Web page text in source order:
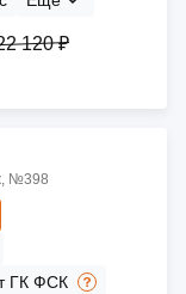
120 ₽
№398
ГК ФСК